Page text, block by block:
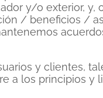
y/o exterior, y,
/ beneficios /
y clientes,
a los principios y